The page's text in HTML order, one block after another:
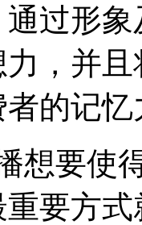
过形
，并
的记忆
想要使
要方